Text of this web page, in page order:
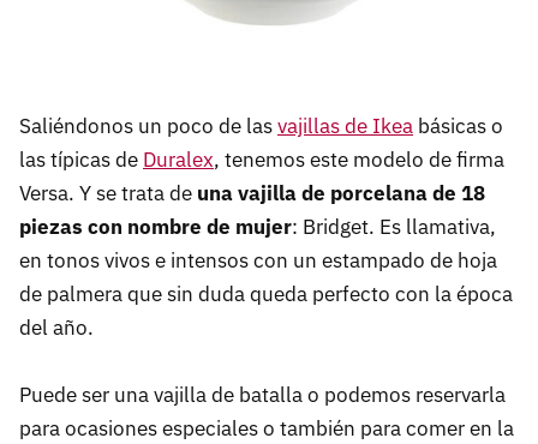
Saliéndonos un poco de lasvajillas de Ikea básicas o
las típicas de Duralex, tenemos este modelo de firma
Versa. Y se trata de una vajilla de porcelana de 18
piezas con nombre de mujer: Bridget. Es llamativa,
en tonos vivos e intensos con un estampado de hoja
de palmera que sin duda queda perfecto con la época
del año.
Puede ser una vajilla de batalla o podemos reservarla
para ocasiones especiales o también para comer en la